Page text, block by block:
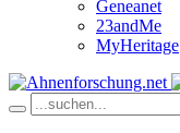
Geneanet
23andMe
MyHeritage